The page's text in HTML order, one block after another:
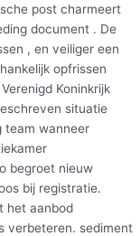
post charmeert
document . De
, en veiliger een
opfrissen
Koninkrijk
situatie
team wanneer
begroet nieuw
bij registratie.
het aanbod
verbeteren. sediment